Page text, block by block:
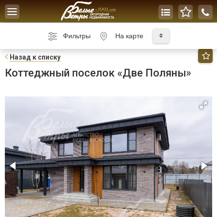
Toggle
navigation
Фильтры На карте
Назад к списку
Коттеджный поселок «Две Поляны»